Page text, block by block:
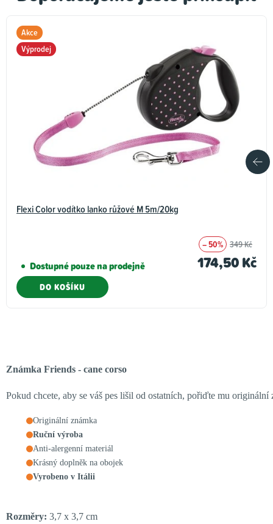
Akce
Výprodej
Flexi Color vodítko lanko růžové M 5m/20kg
Dostupné pouze na prodejně
– 50% 349 Kč
174,50 Kč
DO KOŠÍKU
Známka Friends - cane corso
Pokud chcete, aby se váš pes lišil od ostatních, pořiďte mu
Originální známka
Ruční výroba
Anti-alergenní materiál
Krásný doplněk na obojek
Vyrobeno v Itálii
Rozměry: 3,7 x 3,7 cm